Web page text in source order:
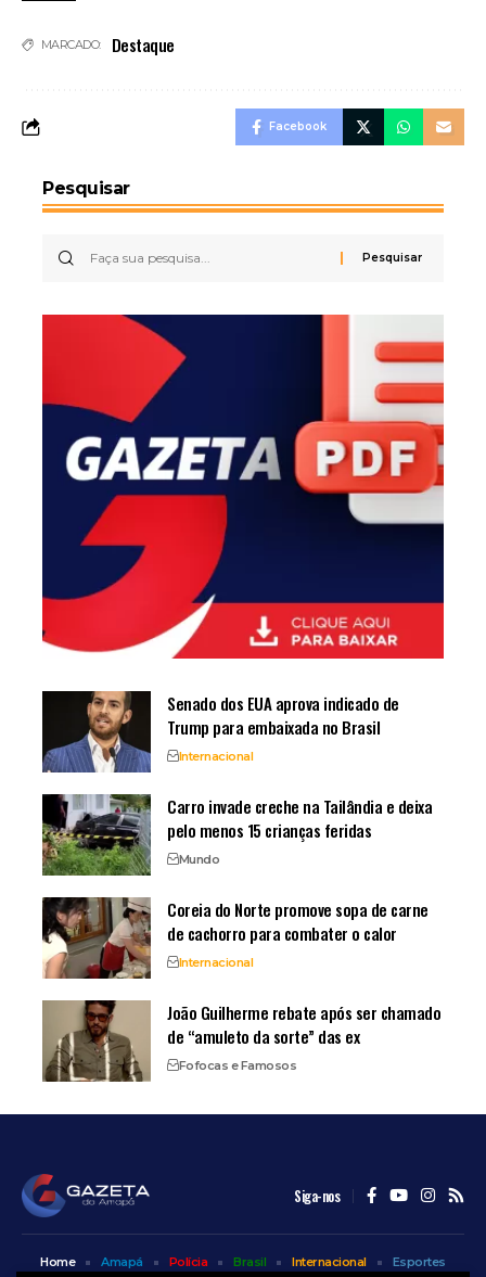
MARCADO: Destaque
Facebook
Pesquisar
Senado dos EUA aprova indicado de
Trump para embaixada no Brasil
Internacional
Carro invade creche na Tailândia e deixa
pelo menos 15 crianças feridas
Mundo
Coreia do Norte promove sopa de carne
de cachorro para combater o calor
Internacional
João Guilherme rebate após ser chamado
de “amuleto da sorte” das ex
Fofocas e Famosos
Siga-nos
Home Amapá Polícia Brasil Internacional Esportes